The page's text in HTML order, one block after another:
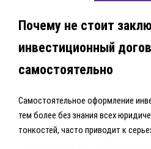
Почему не стоит
инвестиционный
самостоятельно
Самостоятельное оформление
тем более без знания всех
тонкостей, часто приводит к